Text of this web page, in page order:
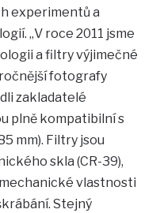
experimentů a
„V roce 2011 jsme
a filtry výjimečné
fotografy
zakladatelé
plně kompatibilní s
mm). Filtry jsou
skla (CR-39),
vlastnosti
Stejný